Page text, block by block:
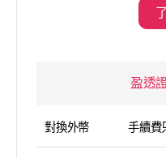
盈透
對換外幣 手續費